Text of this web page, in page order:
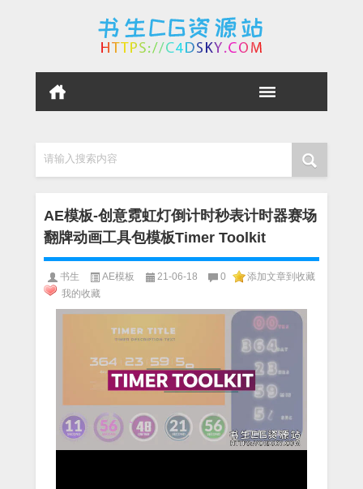
请输入搜索内容
AE模板-创意霓虹灯倒计时秒表计时器赛场
翻牌动画工具包模板Timer Toolkit
书生 AE模板 21-06-18 0
添加文章到收藏
我的收藏